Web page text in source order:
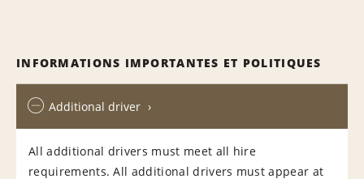
INFORMATIONS IMPORTANTES ET POLITIQUES
Additional driver
All additional drivers must meet all hire
requirements. All additional drivers must appear at